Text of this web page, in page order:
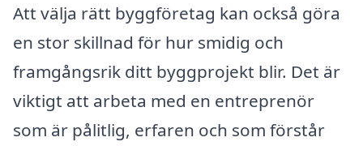
Att välja rätt byggföretag kan också göra
en stor skillnad för hur smidig och
framgångsrik ditt byggprojekt blir. Det är
viktigt att arbeta med en entreprenör
som är pålitlig, erfaren och som förstår